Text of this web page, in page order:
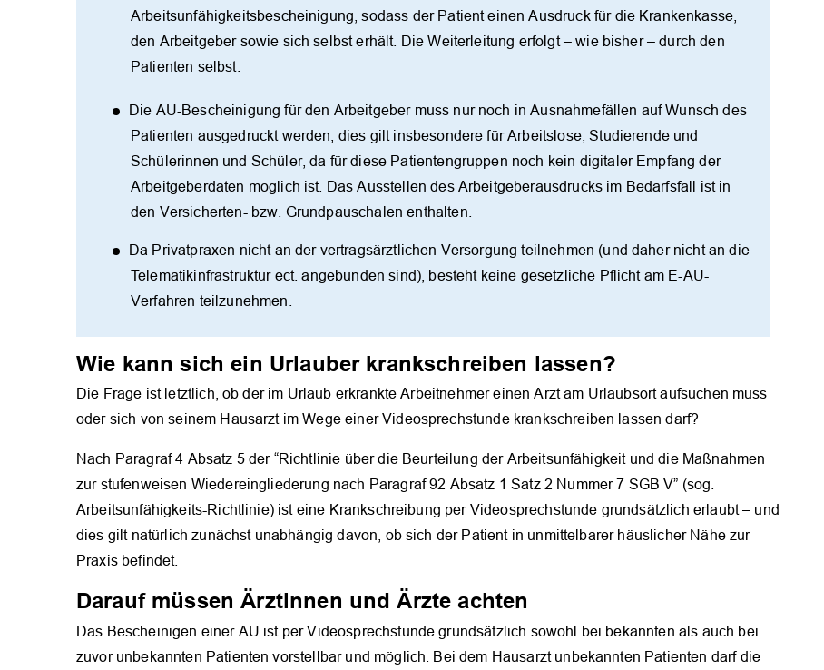
Arbeitsunfähigkeitsbescheinigung, sodass der Patient einen Ausdruck für die Krankenkasse,
den Arbeitgeber sowie sich selbst erhält. Die Weiterleitung erfolgt – wie bisher – durch den
Patienten selbst.
Die AU-Bescheinigung für den Arbeitgeber muss nur noch in Ausnahmefällen auf Wunsch des
Patienten ausgedruckt werden; dies gilt insbesondere für Arbeitslose, Studierende und
Schülerinnen und Schüler, da für diese Patientengruppen noch kein digitaler Empfang der
Arbeitgeberdaten möglich ist. Das Ausstellen des Arbeitgeberausdrucks im Bedarfsfall ist in
den Versicherten- bzw. Grundpauschalen enthalten.
Da Privatpraxen nicht an der vertragsärztlichen Versorgung teilnehmen (und daher nicht an die
Telematikinfrastruktur ect. angebunden sind), besteht keine gesetzliche Pflicht am E-AU-
Verfahren teilzunehmen.
Wie kann sich ein Urlauber krankschreiben lassen?
Die Frage ist letztlich, ob der im Urlaub erkrankte Arbeitnehmer einen Arzt am Urlaubsort aufsuchen muss
oder sich von seinem Hausarzt im Wege einer Videosprechstunde krankschreiben lassen darf?
Nach Paragraf 4 Absatz 5 der “Richtlinie über die Beurteilung der Arbeitsunfähigkeit und die Maßnahmen
zur stufenweisen Wiedereingliederung nach Paragraf 92 Absatz 1 Satz 2 Nummer 7 SGB V” (sog.
Arbeitsunfähigkeits-Richtlinie) ist eine Krankschreibung per Videosprechstunde grundsätzlich erlaubt – und
dies gilt natürlich zunächst unabhängig davon, ob sich der Patient in unmittelbarer häuslicher Nähe zur
Praxis befindet.
Darauf müssen Ärztinnen und Ärzte achten
Das Bescheinigen einer AU ist per Videosprechstunde grundsätzlich sowohl bei bekannten als auch bei
zuvor unbekannten Patienten vorstellbar und möglich. Bei dem Hausarzt unbekannten Patienten darf die